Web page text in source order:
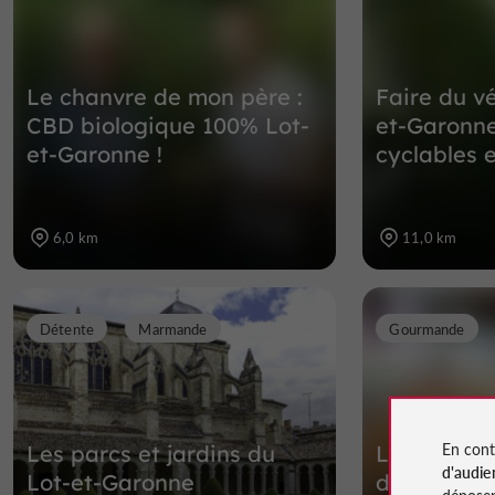
Le chanvre de mon père :
CBD biologique 100% Lot-
et-Garonne !
6,0 km
Faire du
et-
cyclables
11,0 km
Les parcs et jardins du
Lot-et-Garonne
Détente Marmande
Les
du terroir
Gourmande
En